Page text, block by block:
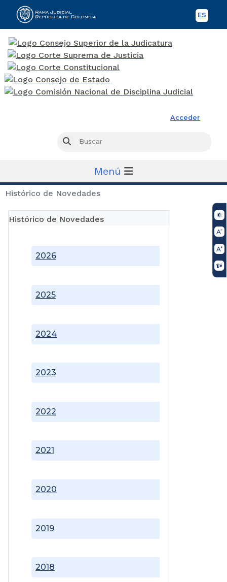
ES
Acceder
Buscar
Menú
Histórico de Novedades
Histórico de Novedades
2018
2019
2020
2021
2022
2023
2024
2025
2026